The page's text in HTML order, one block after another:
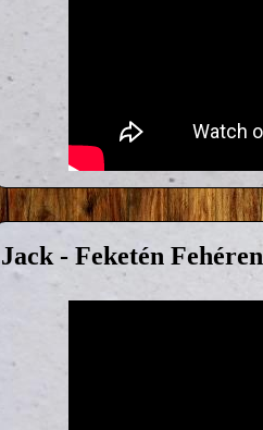
Jack - Feketén Fehéren